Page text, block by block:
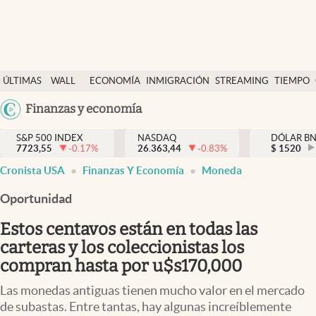
ÚLTIMAS
NOTICIAS
WALL
DÓLAR
ECONOMÍA INMIGRACIÓN STREAMING TIEMPO
México
Finanzas y economía
Finanzas y economía
Wall Street y dólar
Inmigración
Espiritual
Streaming
PC y mobile
S&P 500 INDEX
7723,55
-0.17%
NASDAQ
26.363,44
-0.83%
DÓLAR
$ 1520
Cronista USA Finanzas Y Economía Moneda
Oportunidad
Estos centavos están en todas las
carteras y los coleccionistas los
compran hasta por u$s170,000
Las monedas antiguas tienen mucho valor en el mercado
de subastas. Entre tantas, hay algunas increíblemente